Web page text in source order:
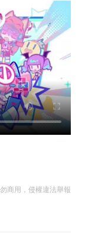
商用，侵權違法舉報